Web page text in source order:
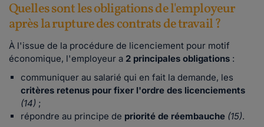
Quelles sont les obligations de l'employeur
après la rupture des contrats de travail ?
À l'issue de la procédure de licenciement pour motif
économique, l'employeur a 2 principales obligations :
communiquer au salarié qui en fait la demande, les
critères retenus pour fixer l'ordre des licenciements
(14) ;
répondre au principe de priorité de réembauche (15).